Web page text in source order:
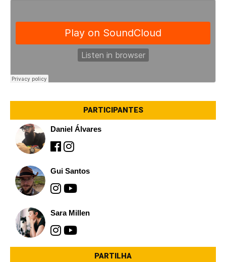
PARTICIPANTES
Daniel Álvares
Gui Santos
Sara Millen
PARTILHA